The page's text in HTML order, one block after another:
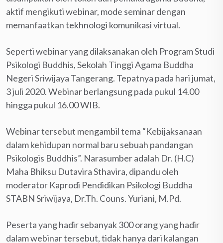
aktif mengikuti webinar, mode seminar dengan
memanfaatkan tekhnologi komunikasi virtual.
Seperti webinar yang dilaksanakan oleh Program Studi
Psikologi Buddhis, Sekolah Tinggi Agama Buddha
Negeri Sriwijaya Tangerang. Tepatnya pada hari jumat,
3 juli 2020. Webinar berlangsung pada pukul 14.00
hingga pukul 16.00 WIB.
Webinar tersebut mengambil tema “Kebijaksanaan
dalam kehidupan normal baru sebuah pandangan
Psikologis Buddhis”. Narasumber adalah Dr. (H.C)
Maha Bhiksu Dutavira Sthavira, dipandu oleh
moderator Kaprodi Pendidikan Psikologi Buddha
STABN Sriwijaya, Dr.Th. Couns. Yuriani, M.Pd.
Peserta yang hadir sebanyak 300 orang yang hadir
dalam webinar tersebut, tidak hanya dari kalangan